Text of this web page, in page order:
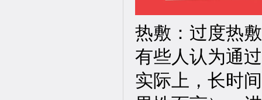
热敷：过度热
有些人认为通
实际上，长时